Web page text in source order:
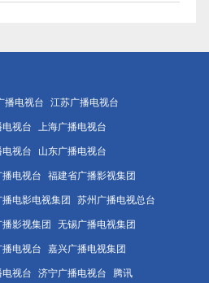
播电视台 江苏广播电视台
视台 上海广播电视台
视台 山东广播电视台
电视台 福建省广播影视集团
播电影电视集团 苏州广播电视总台
播影视集团 无锡广播电视集团
电视台 嘉兴广播电视集团
视台 济宁广播电视台 腾讯